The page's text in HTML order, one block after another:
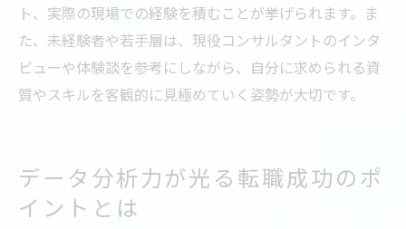
ト、実際の現場での経験を積むことが挙げられます。ま
た、未経験者や若手層は、現役コンサルタントのインタ
ビューや体験談を参考にしながら、自分に求められる資
質やスキルを客観的に見極めていく姿勢が大切です。
データ分析力が光る転職成功のポ
イントとは